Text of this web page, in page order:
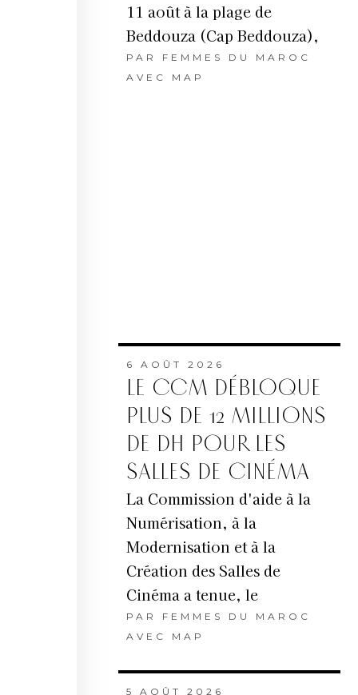
11 août à la plage de
Beddouza (Cap Beddouza),
PAR FEMMES DU MAROC
AVEC MAP
6 AOÛT 2026
LE CCM DÉBLOQUE
PLUS DE 12 MILLIONS
DE DH POUR LES
SALLES DE CINÉMA
La Commission d'aide à la
Numérisation, à la
Modernisation et à la
Création des Salles de
Cinéma a tenue, le
PAR FEMMES DU MAROC
AVEC MAP
5 AOÛT 2026